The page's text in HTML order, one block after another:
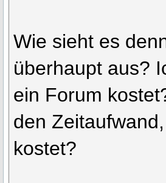
Wie sieht es
überhaupt aus?
ein Forum
den
kostet?